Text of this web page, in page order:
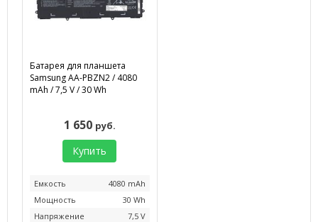
Батарея для планшета
Samsung AA-PBZN2 / 4080
mAh / 7,5 V / 30 Wh
1 650 руб.
Купить
Емкость
4080 mAh
Мощность
30 Wh
Напряжение
7,5 V